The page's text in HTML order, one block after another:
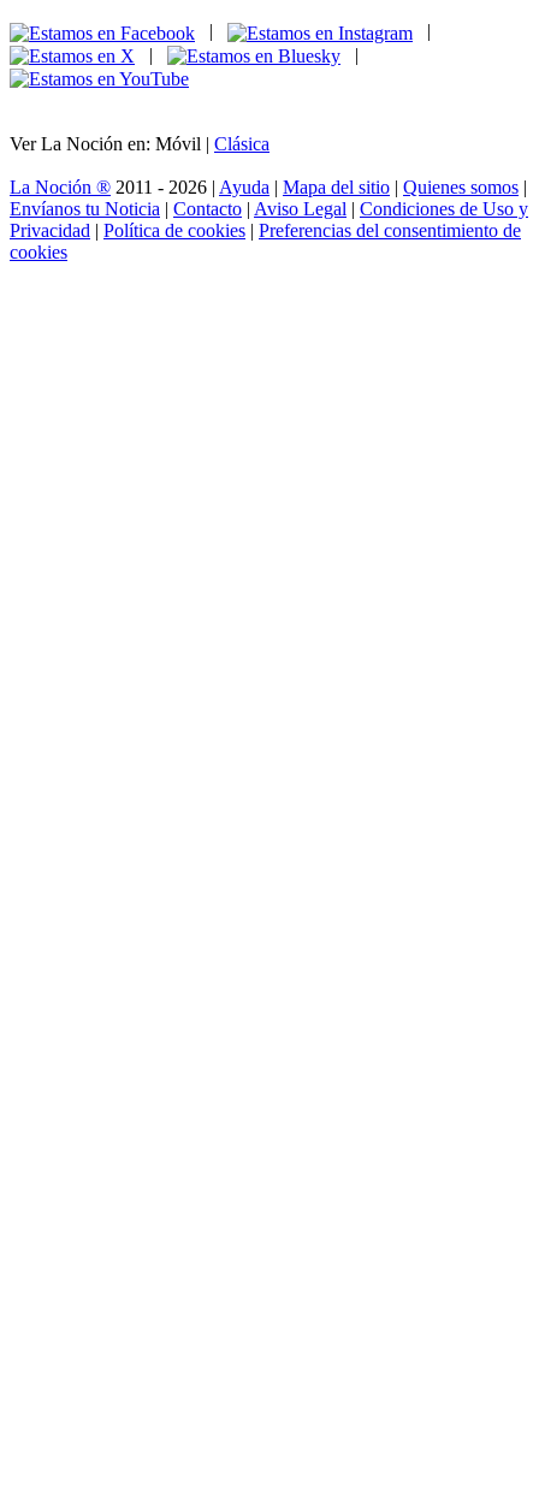
|
|
Ver La Noción en: Móvil | Clásica
La Noción ® 2011 - 2026 | Ayuda | Mapa del sitio | Quienes somos |
Envíanos tu Noticia | Contacto | Aviso Legal | Condiciones de Uso y
Privacidad | Política de cookies | Preferencias del consentimiento de
cookies